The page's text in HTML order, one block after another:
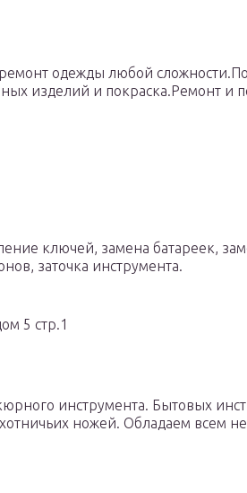
одежды любой
изделий и покраска.Ремонт и
ключей, замена батареек,
заточка инструмента.
5 стр.1
инструмента. Бытовых
ножей. Обладаем всем